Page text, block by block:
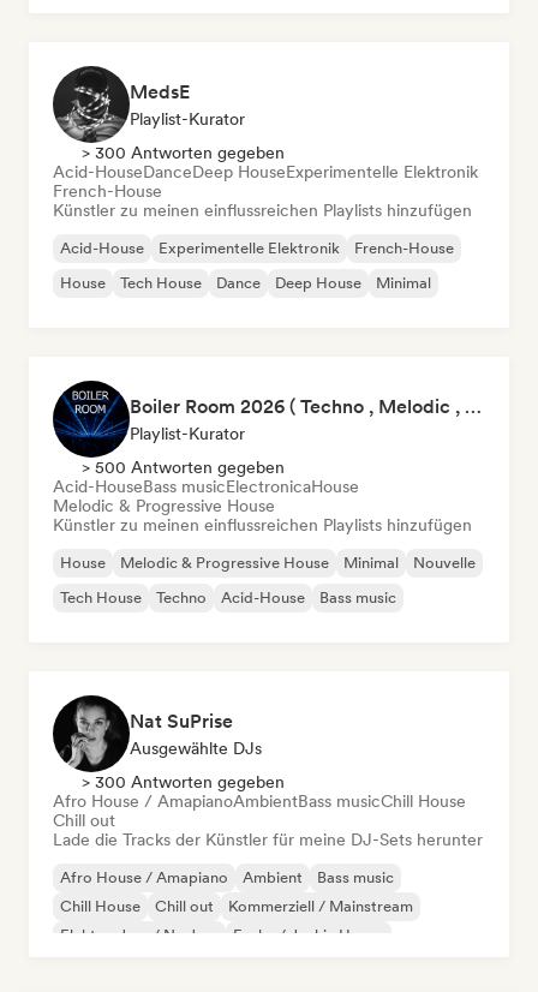
MedsE
Playlist-Kurator
> 300 Antworten gegeben
Acid-HouseDanceDeep HouseExperimentelle Elektronik
French-House
Künstler zu meinen einflussreichen Playlists hinzufügen
Acid-House Experimentelle Elektronik
French-House
House
Tech House Dance Deep House Minimal
Boiler Room 2026 ( Techno , Melodic , Underground )
Playlist-Kurator
> 500 Antworten gegeben
Acid-HouseBass musicElectronicaHouse
Melodic & Progressive House
Künstler zu meinen einflussreichen Playlists hinzufügen
House Melodic & Progressive House Minimal
Nouvelle
Tech House
Techno Acid-House Bass music
Nat SuPrise
Ausgewählte DJs
> 300 Antworten gegeben
Afro House / AmapianoAmbientBass musicChill House
Chill out
Lade die Tracks der Künstler für meine DJ-Sets herunter
Afro House / Amapiano Ambient
Bass music
Chill House
Chill out
Kommerziell / Mainstream
Elektro-Jazz / Nu Jazz
Funky / Jackin House